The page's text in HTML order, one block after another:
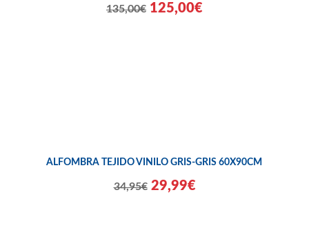
135,00€ 125,00€
ALFOMBRA TEJIDO VINILO GRIS-GRIS 60X90CM
34,95€ 29,99€